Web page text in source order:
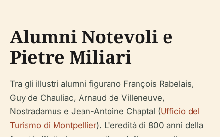
Alumni Notevoli e
Pietre Miliari
Tra gli illustri alumni figurano François Rabelais,
Guy de Chauliac, Arnaud de Villeneuve,
Nostradamus e Jean-Antoine Chaptal (Ufficio del
Turismo di Montpellier). L'eredità di 800 anni della